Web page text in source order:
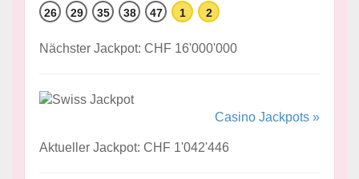
26 29 35 38 47 1 2
Nächster Jackpot: CHF 16'000'000
Casino Jackpots »
Aktueller Jackpot: CHF 1'042'446